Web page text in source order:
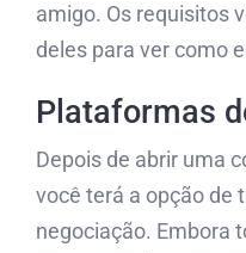
amigo. Os requisitos
deles para ver como
Plataformas
Depois de abrir uma
você terá a opção de
negociação. Embora